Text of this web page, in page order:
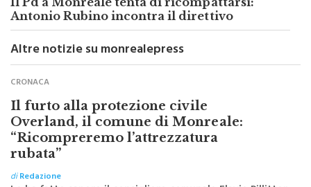
Il Pd a Monreale tenta di ricompattarsi:
Antonio Rubino incontra il direttivo
Altre notizie su monrealepress
CRONACA
Il furto alla protezione civile
Overland, il comune di Monreale:
“Ricompreremo l’attrezzatura
rubata”